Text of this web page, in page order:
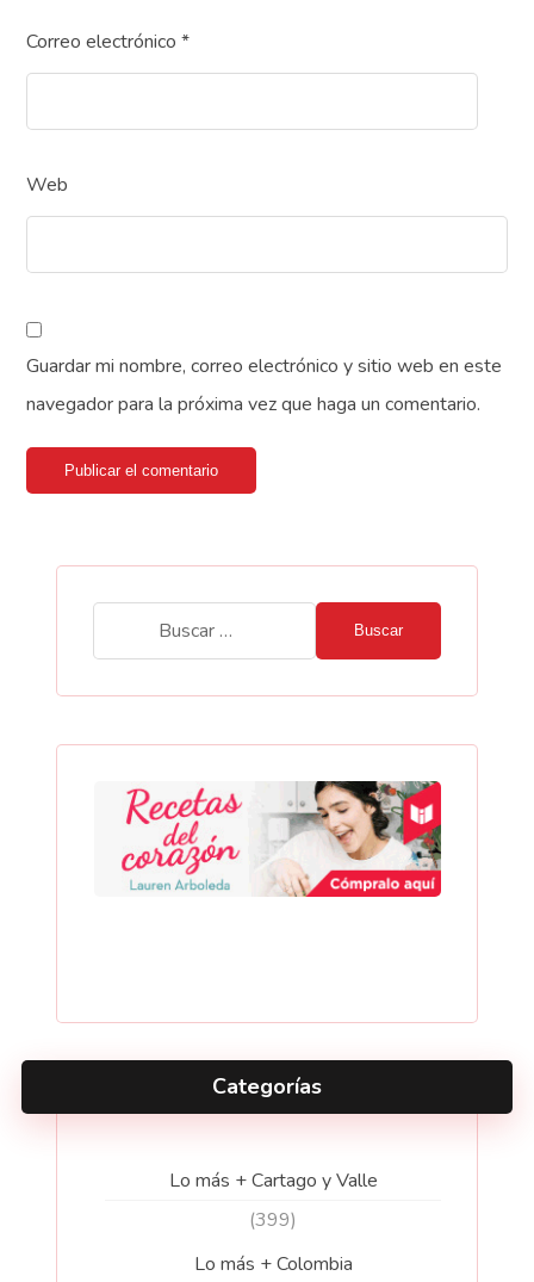
Correo electrónico*
Web
Guardar mi nombre, correo electrónico y sitio web en este
navegador para la próxima vez que haga un comentario.
Publicar el comentario
Buscar
Categorías
Lo más + Cartago y Valle
(399)
Lo más + Colombia